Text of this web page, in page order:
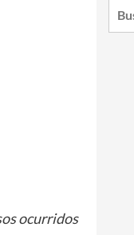
ocurridos